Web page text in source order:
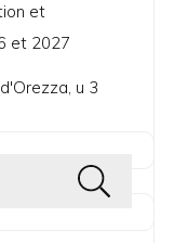
et
et 2027
u 3